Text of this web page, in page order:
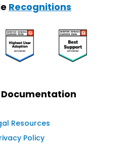
Recognitions
Documentation
Resources
Policy